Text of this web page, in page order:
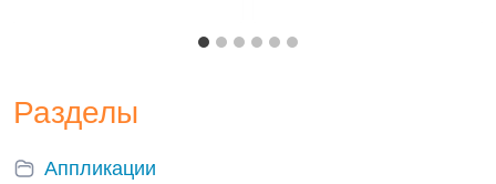
Разделы
Аппликации